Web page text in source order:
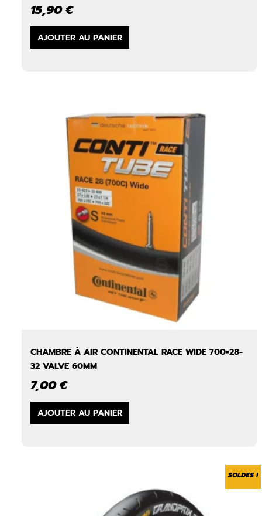
15,90€
AJOUTER AU PANIER
CHAMBRE À AIR CONTINENTAL RACE WIDE 700×28-
32 VALVE 60MM
7,00€
AJOUTER AU PANIER
SOLDES !